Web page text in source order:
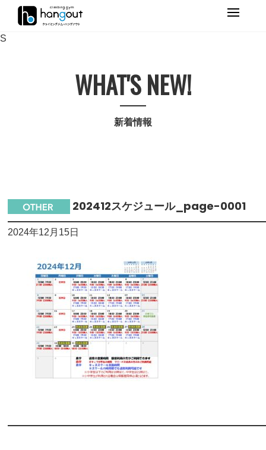
Primary
S
WHAT'S NEW!
新着情報
202412スケジュール_page-0001
2024年12月15日